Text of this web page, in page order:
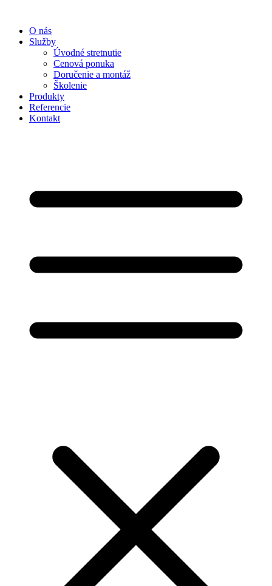
obsah
O nás
Služby
Úvodné stretnutie
Cenová ponuka
Doručenie a montáž
Školenie
Produkty
Referencie
Kontakt